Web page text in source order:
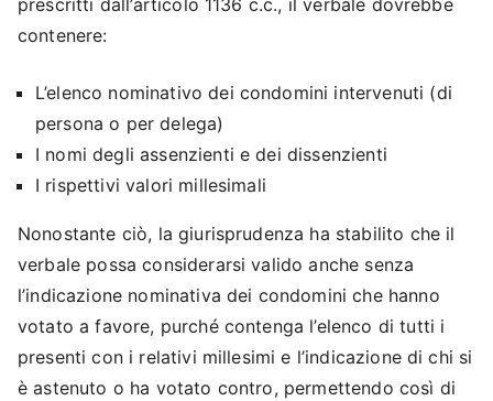
prescritti dall’articolo 1136 c.c., il verbale dovrebbe
contenere:
L’elenco nominativo dei condomini intervenuti (di
persona o per delega)
I nomi degli assenzienti e dei dissenzienti
I rispettivi valori millesimali
Nonostante ciò, la giurisprudenza ha stabilito che il
verbale possa considerarsi valido anche senza
l’indicazione nominativa dei condomini che hanno
votato a favore, purché contenga l’elenco di tutti i
presenti con i relativi millesimi e l’indicazione di chi si
è astenuto o ha votato contro, permettendo così di